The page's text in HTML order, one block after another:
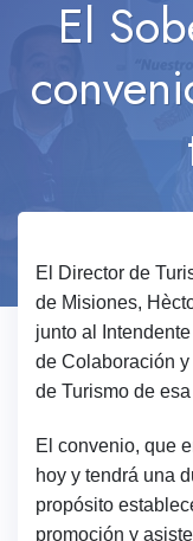
El
El Director de
de Misiones,
junto al
de Colaboración
de Turismo de
El convenio, que
hoy y tendrá una
propósito
promoción y